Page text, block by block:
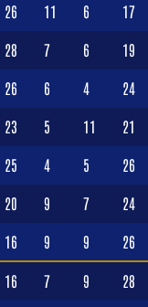
26 11 6 17
28 7 6 19
26 6 4 24
23 5 11 21
25 4 5 26
20 9 7 24
16 9 9 26
16 7 9 28